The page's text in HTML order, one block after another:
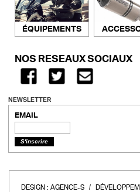
ÉQUIPEMENTS
NOS RÉSEAUX SOCIAUX
NEWSLETTER
EMAIL
DESIGN : AGENCE-S